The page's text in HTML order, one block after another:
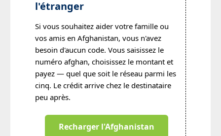
l'étranger
Si vous souhaitez aider votre famille ou
vos amis en Afghanistan, vous n'avez
besoin d'aucun code. Vous saisissez le
numéro afghan, choisissez le montant et
payez — quel que soit le réseau parmi les
cinq. Le crédit arrive chez le destinataire
peu après.
Recharger l'Afghanistan